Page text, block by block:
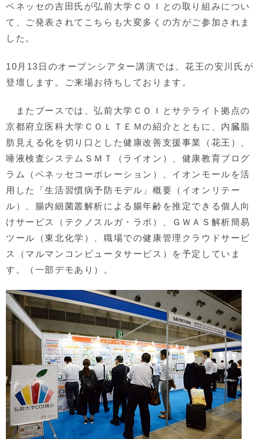
ベネッセの吉田氏が弘前大学ＣＯＩとの取り組みについ
て、ご発表されてこちらも大変多くの方がご参加されま
した。
10月13日のオープンシアター講演では、花王の安川氏が
登壇します。ご来場お待ちしております。
またブースでは、弘前大学ＣＯＩとサテライト拠点の
京都府立医科大学ＣＯＬＴＥＭの紹介とともに、内臓脂
肪見える化を切り口とした健康改善支援事業（花王）、
唾液検査システムＳＭＴ（ライオン）、健康教育プログ
ラム（ベネッセコーポレーション）、イオンモールを活
用した「生活習慣病予防モデル」概要（イオンリテー
ル）、腸内細菌叢解析による腸年齢を推定できる個人向
けサービス（テクノスルガ・ラボ）、ＧＷＡＳ解析簡易
ツール（東北化学）、職場での健康管理クラウドサービ
ス（マルマンコンピュータサービス）を予定していま
す。（一部デモあり）。